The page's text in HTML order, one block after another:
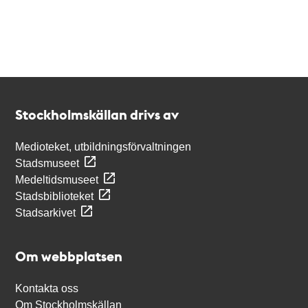
Stockholmskällan drivs av
Medioteket, utbildningsförvaltningen
Stadsmuseet
Medeltidsmuseet
Stadsbiblioteket
Stadsarkivet
Om webbplatsen
Kontakta oss
Om Stockholmskällan